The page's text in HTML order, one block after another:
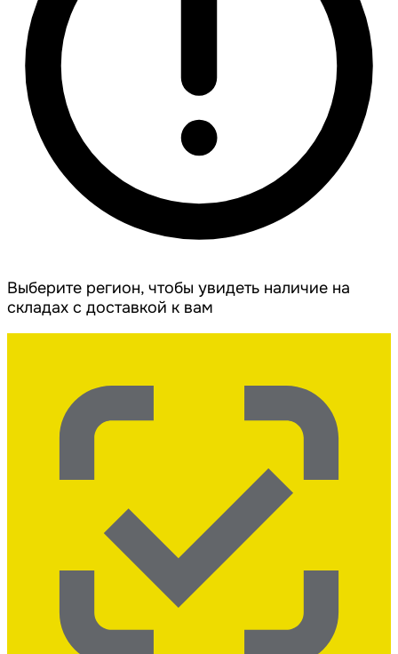
Выберите регион, чтобы увидеть наличие на
складах с доставкой к вам